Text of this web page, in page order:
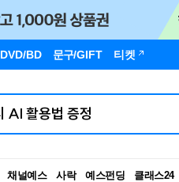
DVD/BD 문구/GIFT 티켓
채널예스 사락 예스펀딩 클래스24